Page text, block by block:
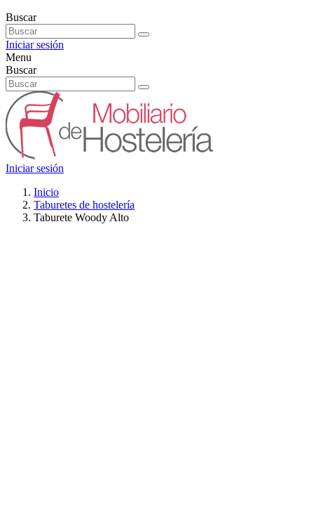
Buscar
Iniciar sesión
Menu
Buscar
Iniciar sesión
Inicio
Taburetes de hostelería
Taburete Woody Alto